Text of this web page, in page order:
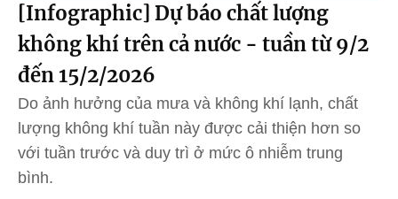
[Infographic] Dự báo chất lượng
không khí trên cả nước - tuần từ 9/2
đến 15/2/2026
Do ảnh hưởng của mưa và không khí lạnh, chất
lượng không khí tuần này được cải thiện hơn so
với tuần trước và duy trì ở mức ô nhiễm trung
bình.